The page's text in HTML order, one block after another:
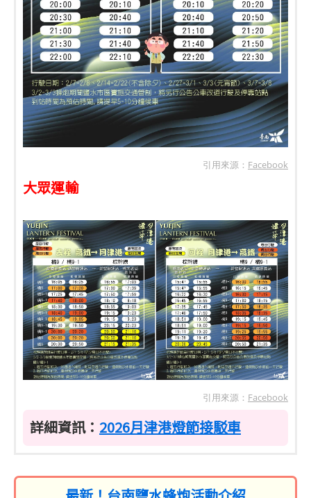
引用來源： Facebook
大眾運輸
引用來源： Facebook
詳細資訊： 2026月津港燈節接駁車